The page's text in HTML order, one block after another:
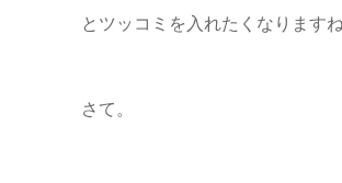
とツッコミを入れたくなりますね
さて。